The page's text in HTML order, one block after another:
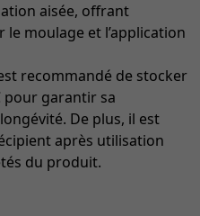
aisée, offrant
moulage et l’application
recommandé de stocker
pour garantir sa
De plus, il est
après utilisation
du produit.